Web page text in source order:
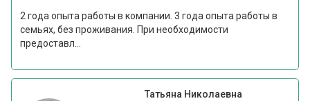
2 года опыта работы в компании. 3 года опыта работы в
семьях, без проживания. При необходимости
предоставл...
Татьяна Николаевна